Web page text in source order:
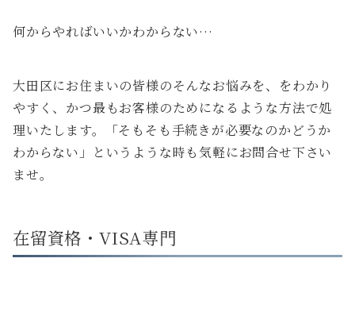
何からやればいいかわからない…
大田区にお住まいの皆様のそんなお悩みを、をわかり
やすく、かつ最もお客様のためになるような方法で処
理いたします。「そもそも手続きが必要なのかどうか
わからない」というような時も気軽にお問合せ下さい
ませ。
在留資格・VISA専門